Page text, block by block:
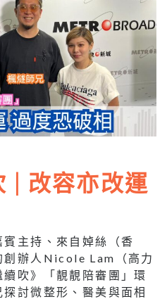
| 改容亦改運
主持、來自婥絲（香
創辦人Nicole Lam（高力
吹》「靚靚陪審團」環
討微整形、醫美與面相